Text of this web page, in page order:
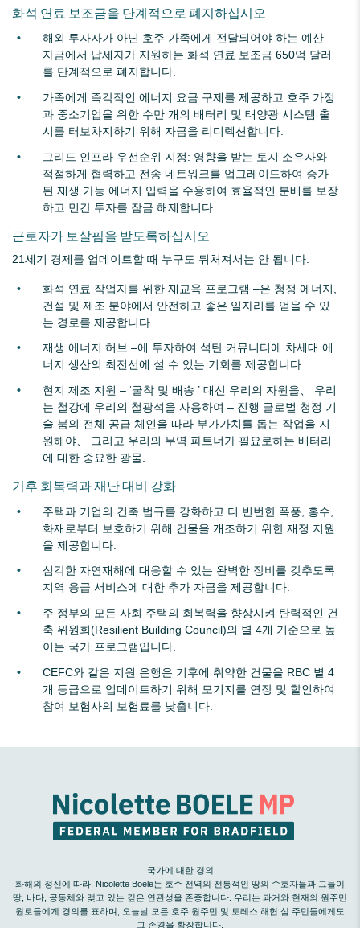
화석 연료 보조금을 단계적으로 폐지하십시오
해외 투자자가 아닌 호주 가족에게 전달되어야 하는 예산 –
자금에서 납세자가 지원하는 화석 연료 보조금 650억 달러
를 단계적으로 폐지합니다.
가족에게 즉각적인 에너지 요금 구제를 제공하고 호주 가정
과 중소기업을 위한 수만 개의 배터리 및 태양광 시스템 출
시를 터보차지하기 위해 자금을 리디렉션합니다.
그리드 인프라 우선순위 지정: 영향을 받는 토지 소유자와
적절하게 협력하고 전송 네트워크를 업그레이드하여 증가
된 재생 가능 에너지 입력을 수용하여 효율적인 분배를 보장
하고 민간 투자를 잠금 해제합니다.
근로자가 보살핌을 받도록하십시오
21세기 경제를 업데이트할 때 누구도 뒤처져서는 안 됩니다.
화석 연료 작업자를 위한 재교육 프로그램 –은 청정 에너지,
건설 및 제조 분야에서 안전하고 좋은 일자리를 얻을 수 있
는 경로를 제공합니다.
재생 에너지 허브 –에 투자하여 석탄 커뮤니티에 차세대 에
너지 생산의 최전선에 설 수 있는 기회를 제공합니다.
현지 제조 지원 – ‘굴착 및 배송 ’ 대신 우리의 자원을、 우리
는 철강에 우리의 철광석을 사용하여 – 진행 글로벌 청정 기
술 붐의 전체 공급 체인을 따라 부가가치를 돕는 작업을 지
원해야、 그리고 우리의 무역 파트너가 필요로하는 배터리
에 대한 중요한 광물.
기후 회복력과 재난 대비 강화
주택과 기업의 건축 법규를 강화하고 더 빈번한 폭풍, 홍수,
화재로부터 보호하기 위해 건물을 개조하기 위한 재정 지원
을 제공합니다.
심각한 자연재해에 대응할 수 있는 완벽한 장비를 갖추도록
지역 응급 서비스에 대한 추가 자금을 제공합니다.
주 정부의 모든 사회 주택의 회복력을 향상시켜 탄력적인 건
축 위원회(Resilient Building Council)의 별 4개 기준으로 높
이는 국가 프로그램입니다.
CEFC와 같은 지원 은행은 기후에 취약한 건물을 RBC 별 4
개 등급으로 업데이트하기 위해 모기지를 연장 및 할인하여
참여 보험사의 보험료를 낮춥니다.
국가에 대한 경의
화해의 정신에 따라, Nicolette Boele는 호주 전역의 전통적인 땅의 수호자들과 그들이
땅, 바다, 공동체와 맺고 있는 깊은 연관성을 존중합니다. 우리는 과거와 현재의 원주민
원로들에게 경의를 표하며, 오늘날 모든 호주 원주민 및 토레스 해협 섬 주민들에게도
그 존경을 확장합니다.